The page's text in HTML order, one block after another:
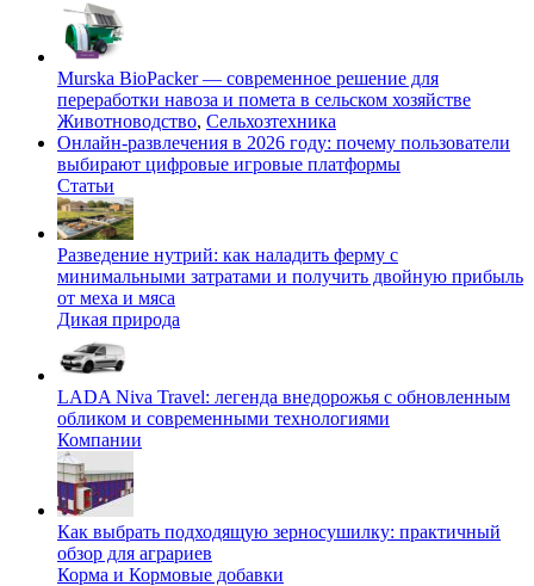
Murska BioPacker — современное решение для
переработки навоза и помета в сельском хозяйстве
Животноводство, Сельхозтехника
Онлайн-развлечения в 2026 году: почему пользователи
выбирают цифровые игровые платформы
Статьи
Разведение нутрий: как наладить ферму с
минимальными затратами и получить двойную прибыль
от меха и мяса
Дикая природа
LADA Niva Travel: легенда внедорожья с обновленным
обликом и современными технологиями
Компании
Как выбрать подходящую зерносушилку: практичный
обзор для аграриев
Корма и Кормовые добавки